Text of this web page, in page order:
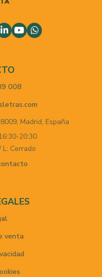
008
Madrid, España
20:30
Cerrado
venta